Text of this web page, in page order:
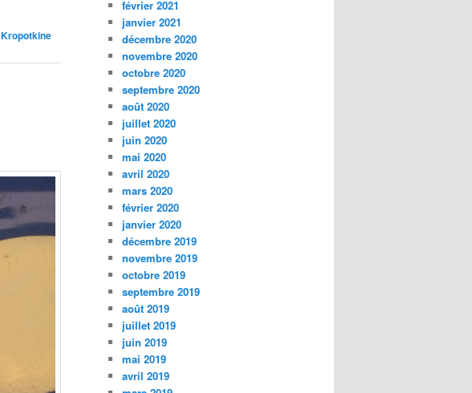
Kropotkine
février 2021
janvier 2021
décembre 2020
novembre 2020
octobre 2020
septembre 2020
août 2020
juillet 2020
juin 2020
mai 2020
avril 2020
mars 2020
février 2020
janvier 2020
décembre 2019
novembre 2019
octobre 2019
septembre 2019
août 2019
juillet 2019
juin 2019
mai 2019
avril 2019